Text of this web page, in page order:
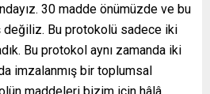
30 madde önümüzde ve bu
Bu protokolü sadece iki
Bu protokol aynı zamanda iki
imzalanmış bir toplumsal
maddeleri bizim için hâlâ